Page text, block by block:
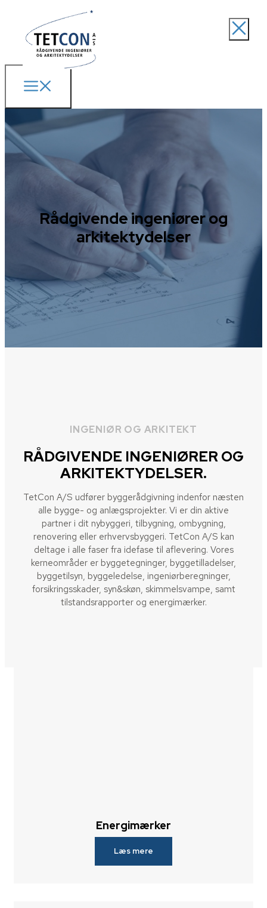
Rådgivende ingeniører og
arkitektydelser
INGENIØR OG ARKITEKT
RÅDGIVENDE INGENIØRER OG
ARKITEKTYDELSER.
TetCon A/S udfører byggerådgivning indenfor næsten
alle bygge- og anlægsprojekter. Vi er din aktive
partner i dit nybyggeri, tilbygning, ombygning,
renovering eller erhvervsbyggeri. TetCon A/S kan
deltage i alle faser fra idefase til aflevering. Vores
kerneområder er byggetegninger, byggetilladelser,
byggetilsyn, byggeledelse, ingeniørberegninger,
forsikringsskader, syn&skøn, skimmelsvampe, samt
tilstandsrapporter og energimærker.
Energimærker
Læs mere